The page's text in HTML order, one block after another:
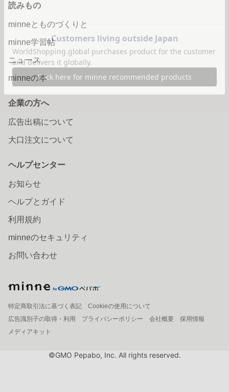
読みもの
minneとものづくりと
minne学習帖
ニュース
minneの本
企業の方へ
広告出稿について
大口注文について
ヘルプセンター
お知らせ
ヘルプとガイド
利用規約
minneのセキュリティ
お問い合わせ
特定商取引法に基づく表記
Cookieの使用について
広告識別子の取得・利用
プライバシーポリシー 会社概要
採用情報
メディアキット
©GMO Pepabo, Inc. All rights reserved.